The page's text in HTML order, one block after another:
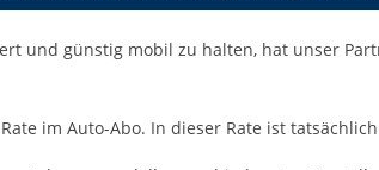
und günstig mobil zu halten, hat unser
im Auto-Abo. In dieser Rate ist